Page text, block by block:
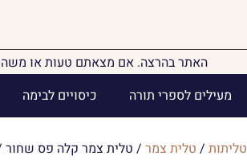
האתר בהרצה. אם מצאתם טעות או
כיסויים לבימה מעילים לספרי תורה
טליתות / טלית צמר / טלית צמר קלה פס שחור